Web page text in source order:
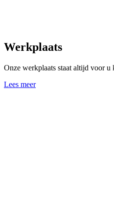
Werkplaats
Onze werkplaats staat altijd voor u
Lees meer